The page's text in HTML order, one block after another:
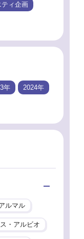
ティ企画
年 2024年
ルマル
・アルビオ